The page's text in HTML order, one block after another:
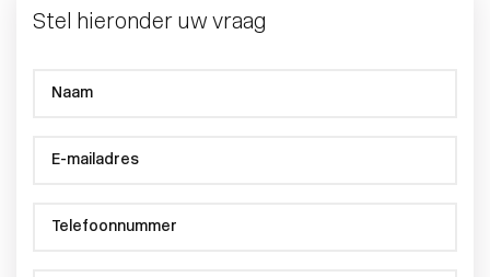
Stel hieronder uw vraag